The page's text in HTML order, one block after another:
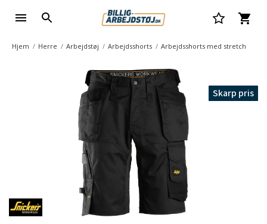
Hjem Herre Arbejdstøj Arbejdsshorts Arbejdsshorts med stretch
Skarp pris